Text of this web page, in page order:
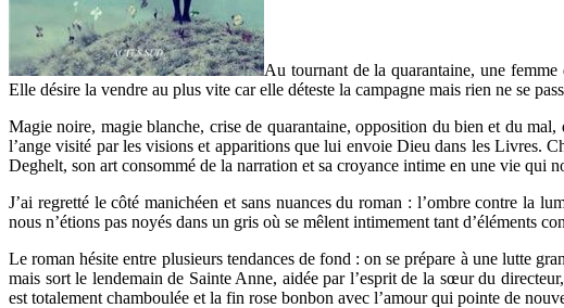
Au tournant de la quarantaine, une
Elle désire la vendre au plus vite car elle déteste la campagne mais rien ne se
Magie noire, magie blanche, crise de quarantaine, opposition du bien et du
l’ange visité par les visions et apparitions que lui envoie Dieu dans les Livres.
Deghelt, son art consommé de la narration et sa croyance intime en une vie qui
J’ai regretté le côté manichéen et sans nuances du roman : l’ombre contre
nous n’étions pas noyés dans un gris où se mêlent intimement tant d’éléments
Le roman hésite entre plusieurs tendances de fond : on se prépare à une lutte
mais sort le lendemain de Sainte Anne, aidée par l’esprit de la sœur du
est totalement chamboulée et la fin rose bonbon avec l’amour qui pointe de